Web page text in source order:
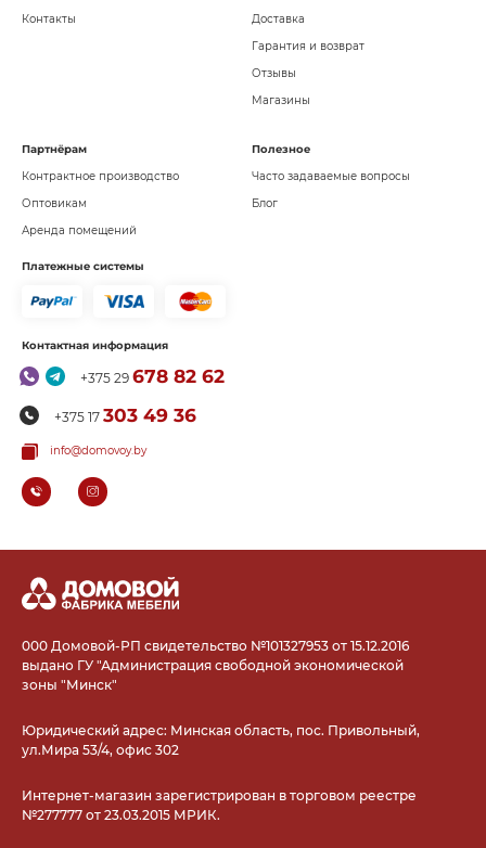
Контакты
Доставка
Гарантия и возврат
Отзывы
Магазины
Партнёрам
Контрактное производство
Оптовикам
Аренда помещений
Полезное
Часто задаваемые вопросы
Блог
Платежные системы
Контактная информация
+375 29 678 82 62
+375 17 303 49 36
info@domovoy.by
000 Домовой-РП свидетельство №101327953 от 15.12.2016
выдано ГУ "Администрация свободной экономической
зоны "Минск"
Юридический адрес: Минская область, пос. Привольный,
ул.Мира 53/4, офис 302
Интернет-магазин зарегистрирован в торговом реестре
№277777 от 23.03.2015 МРИК.